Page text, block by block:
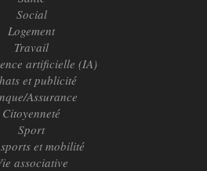
Social
Logement
Travail
artificielle (IA)
et publicité
Assurance
Citoyenneté
Sport
et mobilité
associative